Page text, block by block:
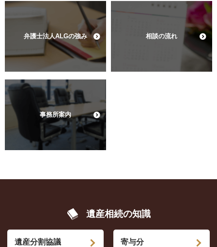
弁護士法人ALGの強み 相談の流れ
事務所案内
遺産相続の知識
遺産分割協議 寄与分